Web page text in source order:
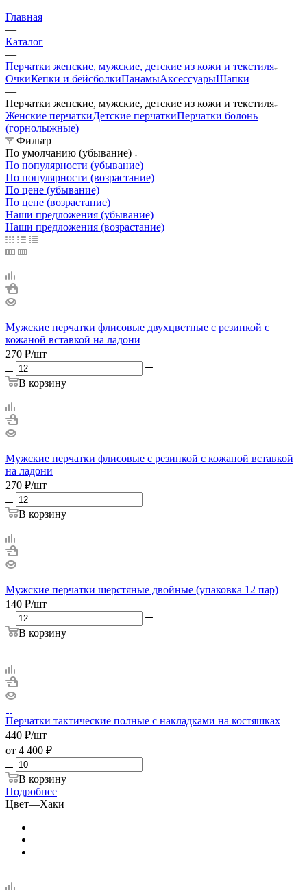
Главная
—
Каталог
—
Перчатки женские, мужские, детские из кожи и текстиля
ОчкиКепки и бейсболкиПанамыАксессуарыШапки
—
Перчатки женские, мужские, детские из кожи и текстиля
Женские перчаткиДетские перчаткиПерчатки болонь
(горнолыжные)
Фильтр
По умолчанию (убывание)
По популярности (убывание)
По популярности (возрастание)
По цене (убывание)
По цене (возрастание)
Наши предложения (убывание)
Наши предложения (возрастание)
Мужские перчатки флисовые двухцветные с резинкой с
кожаной вставкой на ладони
270 ₽/шт
В корзину
Мужские перчатки флисовые с резинкой с кожаной вставкой
на ладони
270 ₽/шт
В корзину
Мужские перчатки шерстяные двойные (упаковка 12 пар)
140 ₽/шт
В корзину
Перчатки тактические полные с накладками на костяшках
440 ₽/шт
от 4 400 ₽
В корзину
Подробнее
Цвет—Хаки